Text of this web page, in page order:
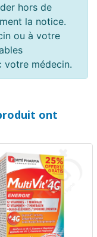
hors de
la notice.
ou à votre
votre médecin.
ont